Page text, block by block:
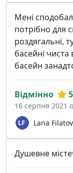
Мені
потрібно для
роздягальні,
басейні
басейн
Lana
Відмінно 5
16 серпня 2021
Душевне